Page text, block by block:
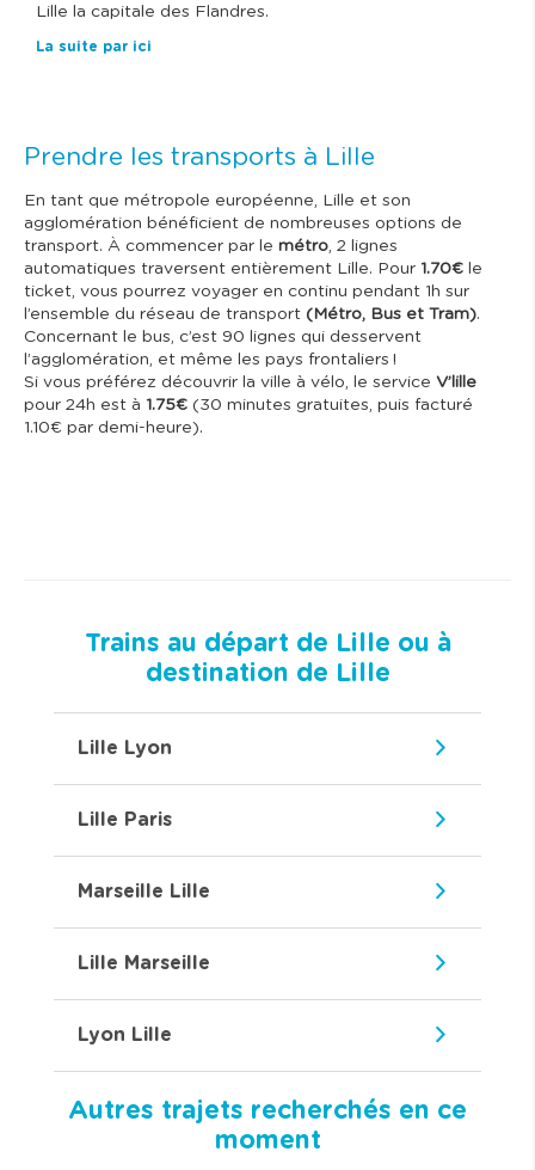
Lille la capitale des Flandres.
La suite par ici
Prendre les transports à Lille
En tant que métropole européenne, Lille et son
agglomération bénéficient de nombreuses options de
transport. À commencer par le métro, 2 lignes
automatiques traversent entièrement Lille. Pour 1.70€ le
ticket, vous pourrez voyager en continu pendant 1h sur
l’ensemble du réseau de transport (Métro, Bus et Tram).
Concernant le bus, c’est 90 lignes qui desservent
l’agglomération, et même les pays frontaliers !
Si vous préférez découvrir la ville à vélo, le service V’lille
pour 24h est à 1.75€ (30 minutes gratuites, puis facturé
1.10€ par demi-heure).
Trains au départ de Lille ou à
destination de Lille
Lille Lyon
Lille Paris
Marseille Lille
Lille Marseille
Lyon Lille
Autres trajets recherchés en ce
moment